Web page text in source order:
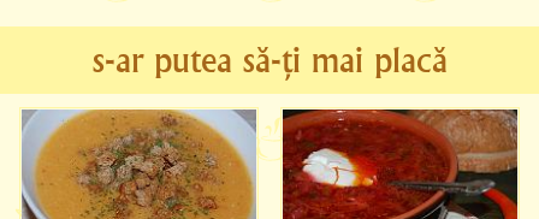
s-ar putea să-ți mai placă